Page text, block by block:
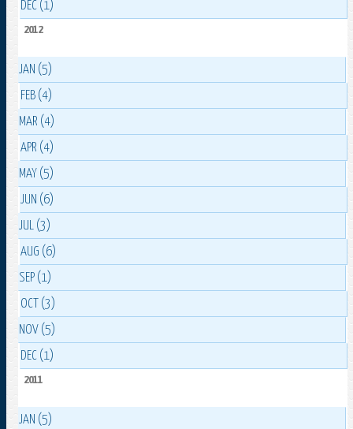
DEC (1)
2012
JAN (5)
FEB (4)
MAR (4)
APR (4)
MAY (5)
JUN (6)
JUL (3)
AUG (6)
SEP (1)
OCT (3)
NOV (5)
DEC (1)
2011
JAN (5)